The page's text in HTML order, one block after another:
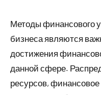
Методы финансового
бизнеса являются
достижения
данной сфере.
ресурсов,